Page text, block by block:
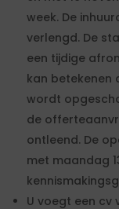
week. De
verlengd. De
een tijdige
kan
wordt
de
ontleend. De
met maandag
U voegt een cv